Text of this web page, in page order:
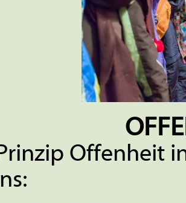
Offenheit